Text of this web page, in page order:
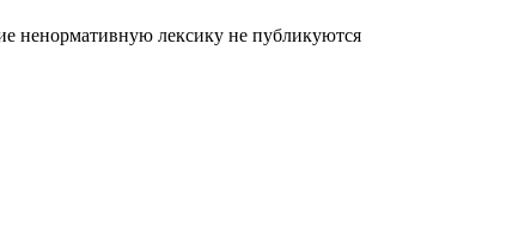
ненормативную лексику не публикуются